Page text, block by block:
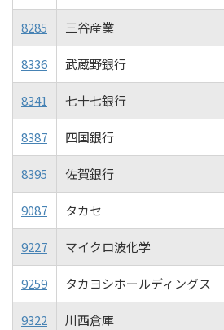
8285 三谷産業
8336 武蔵野銀行
8341 七十七銀行
8387 四国銀行
8395 佐賀銀行
9087 タカセ
9227 マイクロ波化学
9259 タカヨシホールディングス
9322 川西倉庫